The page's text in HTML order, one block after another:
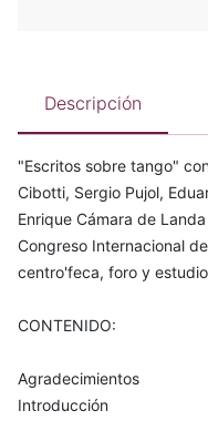
Descripción
"Escritos sobre tango"
Cibotti, Sergio Pujol,
Enrique Cámara de
Congreso Internacional
centro'feca, foro y
CONTENIDO:
Agradecimientos
Introducción